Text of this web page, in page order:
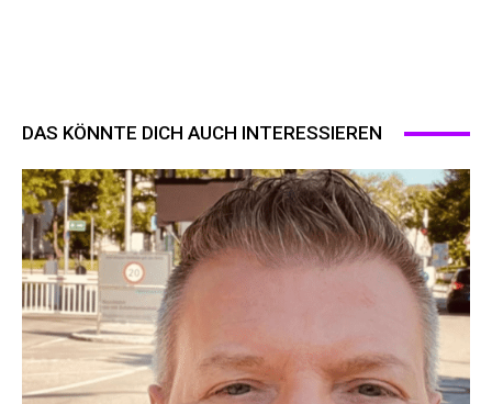
DAS KÖNNTE DICH AUCH INTERESSIEREN